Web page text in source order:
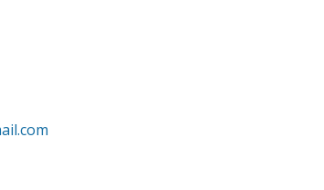
- Corporación Inmobiliaria RD